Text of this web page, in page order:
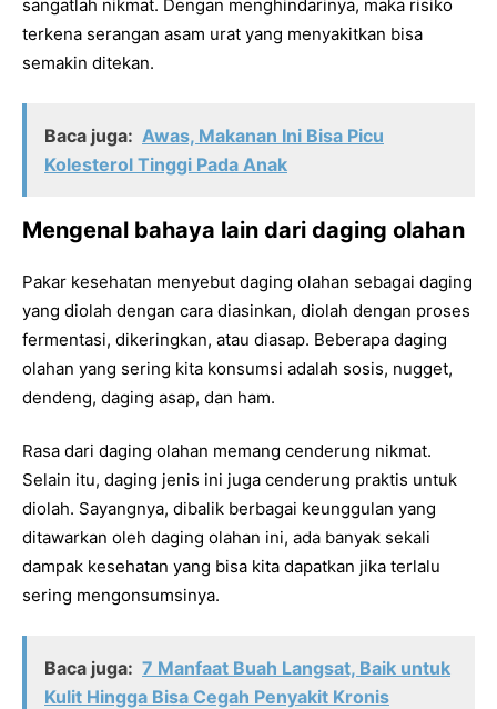
sangatlah nikmat. Dengan menghindarinya, maka risiko
terkena serangan asam urat yang menyakitkan bisa
semakin ditekan.
Baca juga: Awas, Makanan Ini Bisa Picu
Kolesterol Tinggi Pada Anak
Mengenal bahaya lain dari daging olahan
Pakar kesehatan menyebut daging olahan sebagai daging
yang diolah dengan cara diasinkan, diolah dengan proses
fermentasi, dikeringkan, atau diasap. Beberapa daging
olahan yang sering kita konsumsi adalah sosis, nugget,
dendeng, daging asap, dan ham.
Rasa dari daging olahan memang cenderung nikmat.
Selain itu, daging jenis ini juga cenderung praktis untuk
diolah. Sayangnya, dibalik berbagai keunggulan yang
ditawarkan oleh daging olahan ini, ada banyak sekali
dampak kesehatan yang bisa kita dapatkan jika terlalu
sering mengonsumsinya.
Baca juga: 7 Manfaat Buah Langsat, Baik untuk
Kulit Hingga Bisa Cegah Penyakit Kronis